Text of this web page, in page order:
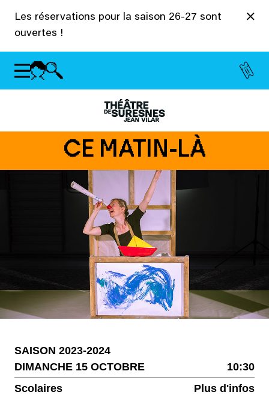
Les réservations pour la saison 26-27 sont
ouvertes !
CE MATIN-LÀ
SAISON 2023-2024
DIMANCHE 15 OCTOBRE
10:30
Scolaires
Plus d'infos